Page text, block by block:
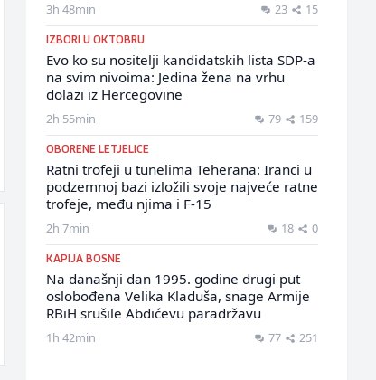
3h 48min 23 15
IZBORI U OKTOBRU
Evo ko su nositelji kandidatskih lista SDP-a
na svim nivoima: Jedina žena na vrhu
dolazi iz Hercegovine
2h 55min 79 159
OBORENE LETJELICE
Ratni trofeji u tunelima Teherana: Iranci u
podzemnoj bazi izložili svoje najveće ratne
trofeje, među njima i F-15
2h 7min 18 0
KAPIJA BOSNE
Na današnji dan 1995. godine drugi put
oslobođena Velika Kladuša, snage Armije
RBiH srušile Abdićevu paradržavu
1h 42min 77 251